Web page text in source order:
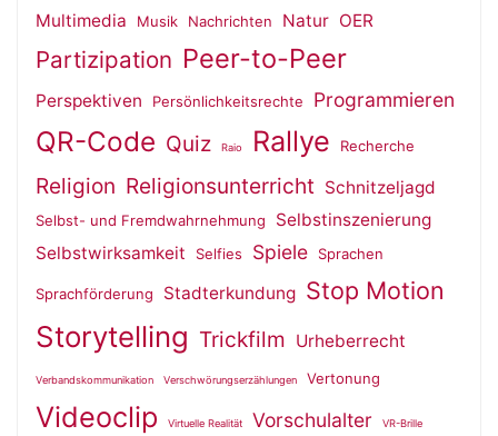
Multimedia
Musik Nachrichten Natur OER
Partizipation Peer-to-Peer
Perspektiven Persönlichkeitsrechte Programmieren
QR-Code Quiz Raio Rallye Recherche
Religion Religionsunterricht Schnitzeljagd
Selbst- und Fremdwahrnehmung
Selbstinszenierung
Selbstwirksamkeit
Selfies Spiele Sprachen
Sprachförderung Stadterkundung Stop Motion
Storytelling Trickfilm Urheberrecht
Verbandskommunikation Verschwörungserzählungen Vertonung
Videoclip Virtuelle Realität Vorschulalter VR-Brille